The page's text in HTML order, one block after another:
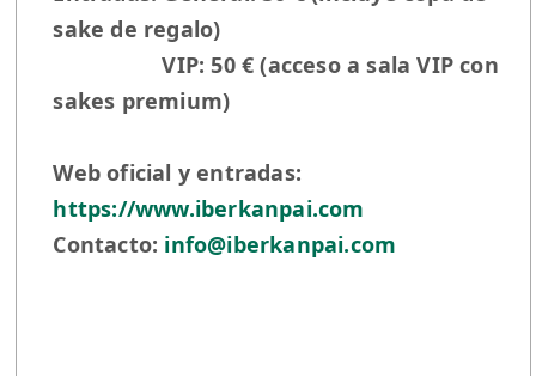
sake de regalo)
VIP: 50 € (acceso a sala VIP con
sakes premium)
Web oficial y entradas:
https://www.iberkanpai.com
Contacto: info@iberkanpai.com